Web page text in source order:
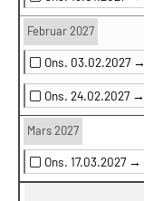
Februar 2027
Ons. 03.02.2027 →
Ons. 24.02.2027 →
Mars 2027
Ons. 17.03.2027 →